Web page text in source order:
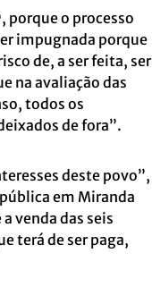
porque o processo
impugnada porque
de, a ser feita, ser
na avaliação das
todos os
de fora”.
deste povo”,
em Miranda
venda das seis
terá de ser paga,